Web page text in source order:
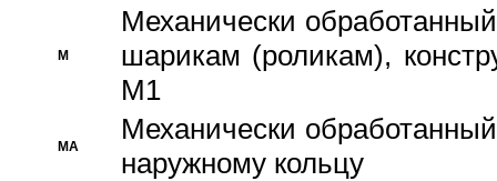
M
Механически
шарикам (роликам),
M1
MA
Механически
наружному кольцу